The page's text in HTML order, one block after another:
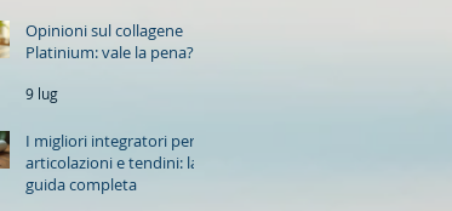
Opinioni sul collagene
Platinium: vale la pena?
9 lug
I migliori integratori per
articolazioni e tendini: la
guida completa